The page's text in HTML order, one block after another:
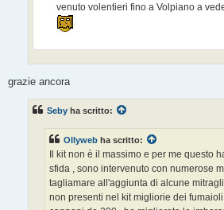
venuto volentieri fino a Volpiano a
grazie ancora
Seby ha scritto:
Ollyweb ha scritto:
Il kit non è il massimo e per me questo
sfida , sono intervenuto con numerose
tagliamare all'aggiunta di alcune
non presenti nel kit migliorie dei